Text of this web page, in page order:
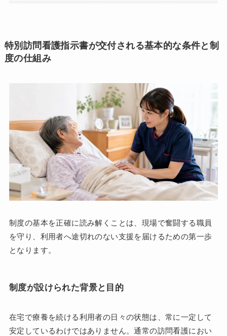
特別訪問看護指示書が交付される基本的な条件と制
度の仕組み
制度の基本を正確に読み解くことは、現場で奮闘する職員
を守り、利用者へ途切れのない支援を届けるための第一歩
となります。
制度が設けられた背景と目的
在宅で療養を続ける利用者の日々の状態は、常に一定して
安定しているわけではありません。通常の訪問看護におい